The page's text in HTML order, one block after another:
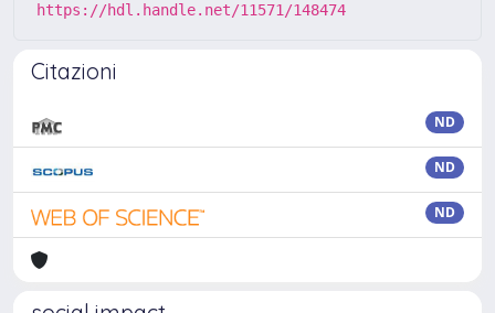
https://hdl.handle.net/11571/148474
Citazioni
ND
ND
ND